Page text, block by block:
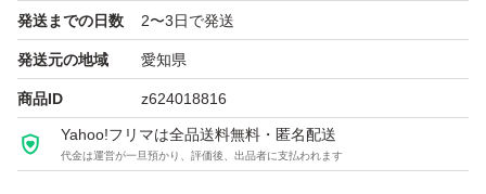
発送までの日数 2〜3日で発送
発送元の地域 愛知県
商品ID z624018816
Yahoo!フリマは全品送料無料・匿名配送
代金は運営が一旦預かり、評価後、出品者に支払われます